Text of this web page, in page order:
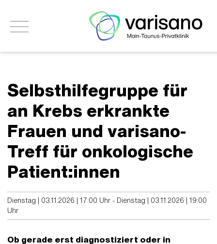
Selbsthilfegruppe für
an Krebs erkrankte
Frauen und varisano-
Treff für onkologische
Patient:innen
Dienstag | 03.11.2026 | 17:00 Uhr - Dienstag | 03.11.2026 | 19:00
Uhr
Ob gerade erst diagnostiziert oder in